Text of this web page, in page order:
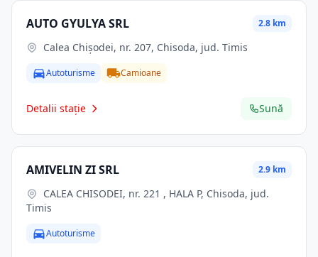
AUTO GYULYA SRL 2.8 km
Calea Chișodei, nr. 207, Chisoda, jud. Timis
Autoturisme Camioane
Detalii stație Sună
AMIVELIN ZI SRL 2.9 km
Timis
Autoturisme